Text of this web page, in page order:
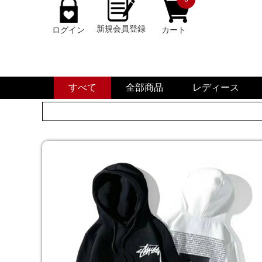
ログイン 新規会員登録 カート
すべて 全部商品 レディース